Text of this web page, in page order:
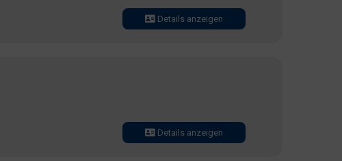
Details anzeigen
Details anzeigen